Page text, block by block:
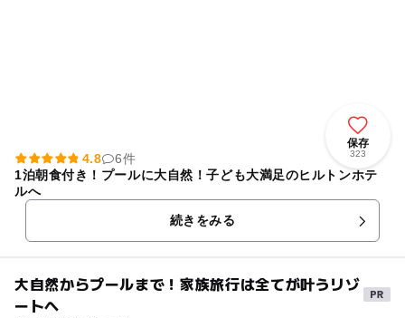
保存
323
4.8
6件
1泊朝食付き！プールに大自然！子ども大満足のヒルトンホテ
ルへ
続きをみる
大自然からプールまで！家族旅行は全てが叶うリゾ
ートへ